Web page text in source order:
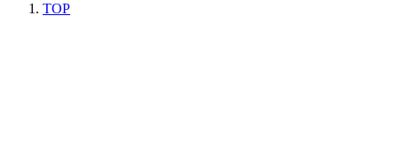
TOP